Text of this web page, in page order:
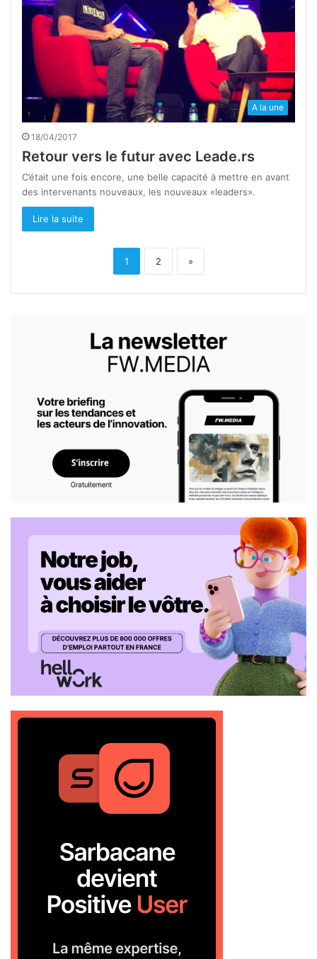
A la une
18/04/2017
Retour vers le futur avec Leade.rs
C’était une fois encore, une belle capacité à mettre en avant
des intervenants nouveaux, les nouveaux «leaders».
Lire la suite
1 2 »